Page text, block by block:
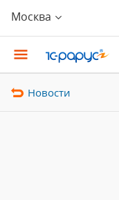
Москва
Новости